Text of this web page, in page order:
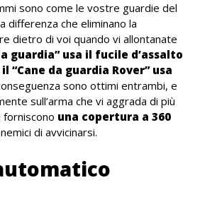
sono come le vostre guardie del
differenza che eliminano la
dietro di voi quando vi allontanate
guardia” usa il fucile d’assalto
“Cane da guardia Rover” usa
sono ottimi entrambi, e
sull’arma che vi aggrada di più
forniscono una copertura a 360
di avvicinarsi.